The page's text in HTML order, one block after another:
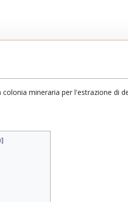
colonia mineraria per l'estrazione di